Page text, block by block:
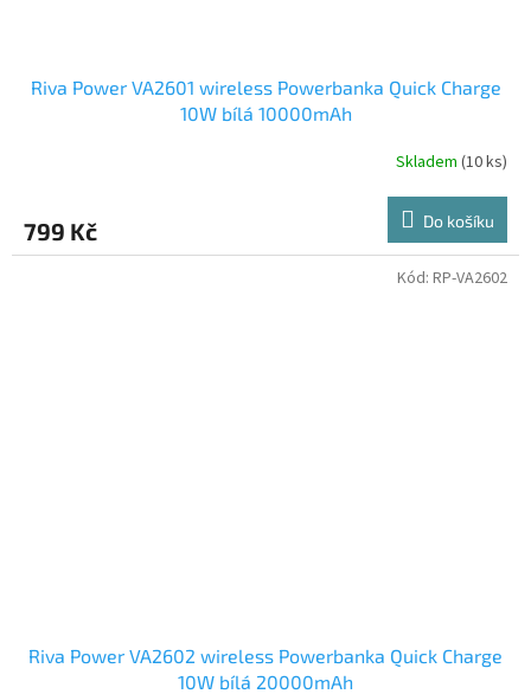
Riva Power VA2601 wireless Powerbanka Quick Charge
10W bílá 10000mAh
Skladem (10 ks)
799 Kč Do košíku
Riva Power VA2602 wireless Powerbanka Quick Charge
10W bílá 20000mAh
Kód: RP-VA2602